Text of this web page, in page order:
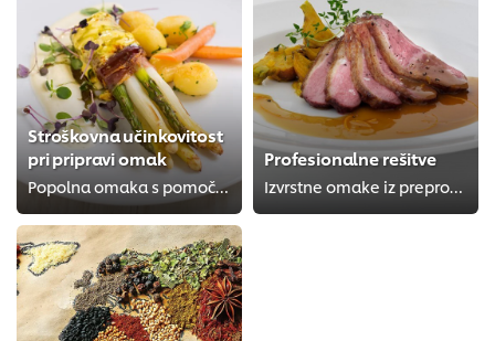
Stroškovna učinkovitost
pri pripravi omak
Popolna omaka s pomočjo nekaj sestavin
Profesionalne rešitve
Izvrstne omake iz preprostih sestavin